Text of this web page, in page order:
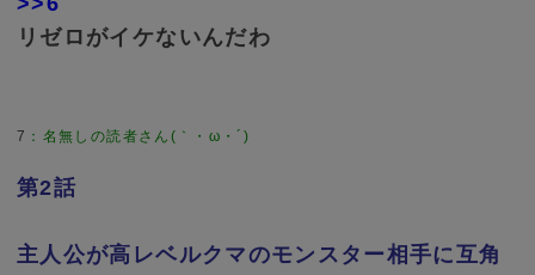
リゼロがイケないんだわ
7 ： 名無しの読者さん(｀・ω・´)
第2話
主人公が高レベルクマのモンスター相手に互角